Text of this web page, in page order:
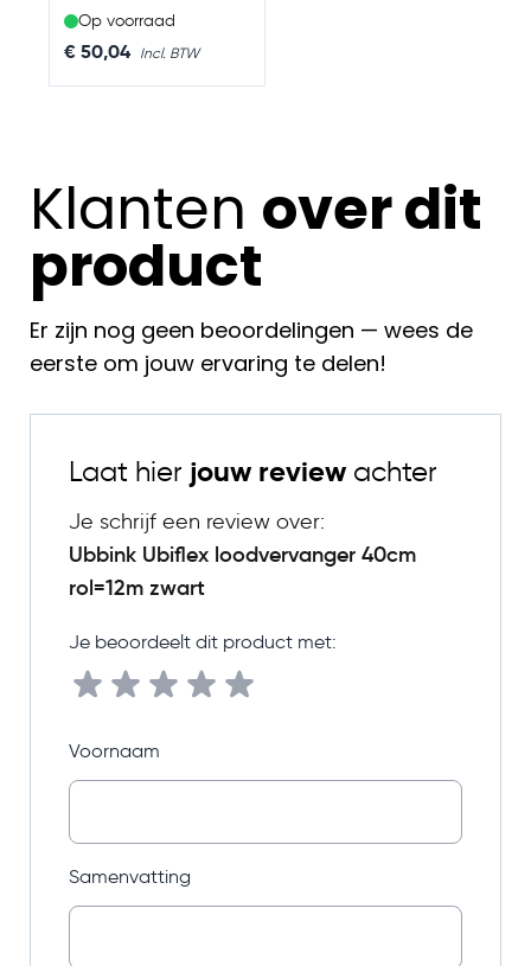
Op voorraad
€ 50,04
Klanten over dit
product
Er zijn nog geen beoordelingen — wees de
eerste om jouw ervaring te delen!
Laat hier jouw review achter
Je schrijf een review over:
Ubbink Ubiflex loodvervanger 40cm
rol=12m zwart
Je beoordeelt dit product met:
Voornaam
Samenvatting